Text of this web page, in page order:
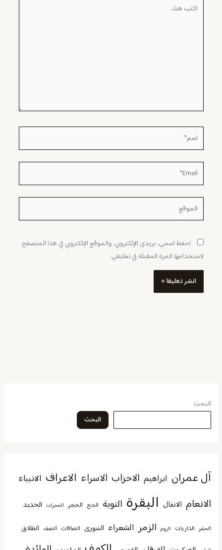
اسم*
Email*
الموقع
احفظ اسمي، بريدي الإلكتروني، والموقع الإلكتروني في هذا المتصفح
لاستخدامها المرة المقبلة في تعليقي.
البحث
البحث
آل عمران ابراهيم الاحزاب الاسراء الاعراف الانبياء
الانعام الانفال البقرة التوبة الحج الحجر الحجرات الحديد
الحشر الذاريات الروم الزمر الشعراء الشورى الصافات الصف الطلاق